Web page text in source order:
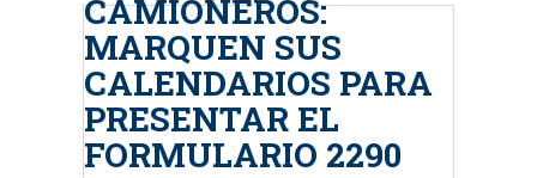
CAMIONEROS:
MARQUEN SUS
CALENDARIOS PARA
PRESENTAR EL
FORMULARIO 2290